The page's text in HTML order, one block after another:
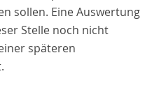
sollen. Eine Auswertung
Stelle noch nicht
späteren